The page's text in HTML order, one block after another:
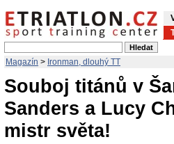
Magazín > Ironman, dlouhý TT
Souboj titánů v
Sanders a Lucy
mistr světa!